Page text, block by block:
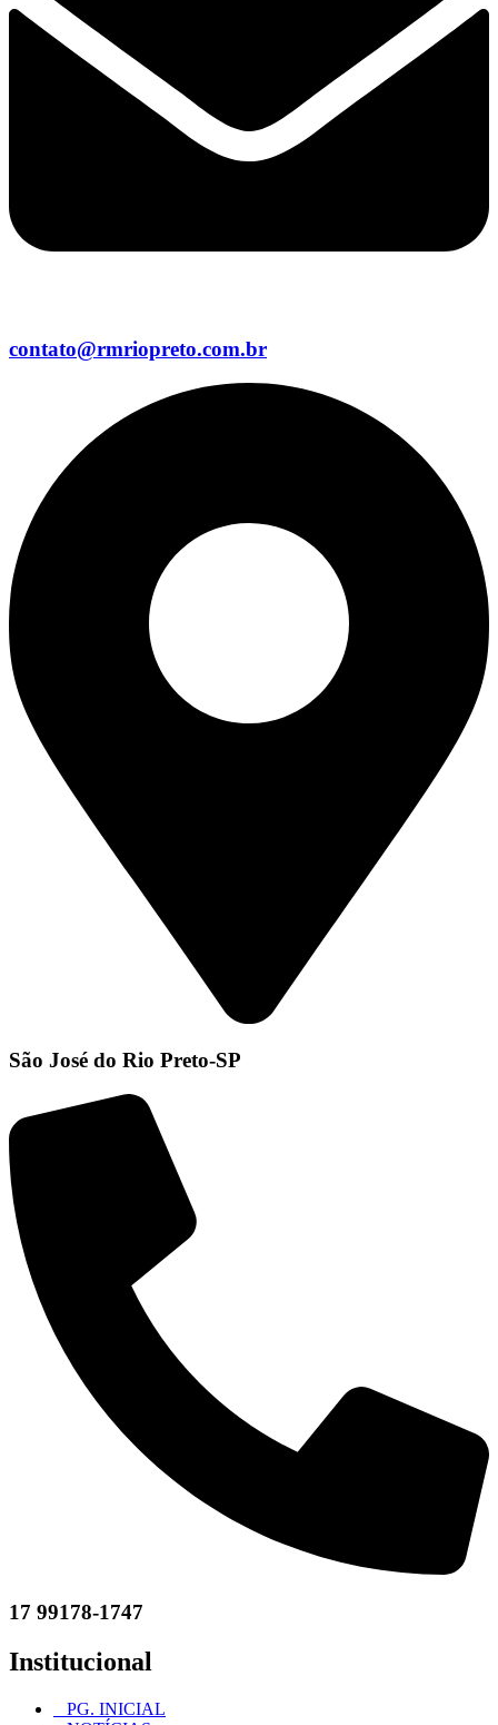
contato@rmriopreto.com.br
São José do Rio Preto-SP
17 99178-1747
Institucional
PG. INICIAL